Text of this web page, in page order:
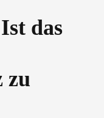
das
zu